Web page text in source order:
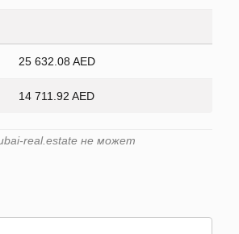
25 632.08 AED
14 711.92 AED
real.estate не может